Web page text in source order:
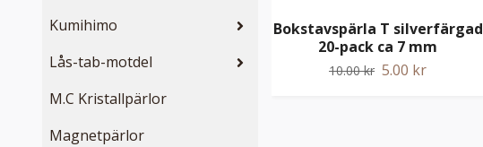
Kumihimo
Lås-tab-motdel
M.C Kristallpärlor
Magnetpärlor
Bokstavspärla T silverfärgad
20-pack ca 7 mm
10.00 kr 5.00 kr